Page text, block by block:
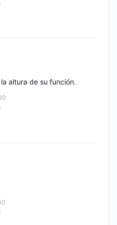
altura de su función.